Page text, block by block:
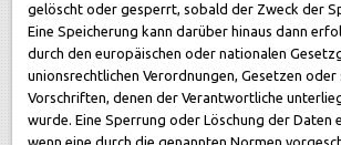
gelöscht oder gesperrt, sobald der Zweck der
Eine Speicherung kann darüber hinaus dann
durch den europäischen oder nationalen
unionsrechtlichen Verordnungen, Gesetzen oder
Vorschriften, denen der Verantwortliche
wurde. Eine Sperrung oder Löschung der Daten
wenn eine durch die genannten Normen